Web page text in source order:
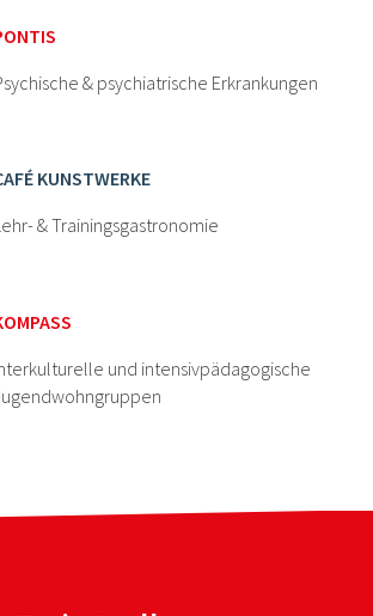
& psychiatrische Erkrankungen
KUNSTWERKE
& Trainingsgastronomie
und intensivpädagogische